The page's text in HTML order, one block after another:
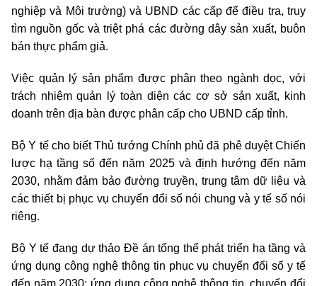
nghiệp và Môi trường) và UBND các cấp để điều tra, truy
tìm nguồn gốc và triệt phá các đường dây sản xuất, buôn
bán thực phẩm giả.
Việc quản lý sản phẩm được phân theo ngành dọc, với
trách nhiệm quản lý toàn diện các cơ sở sản xuất, kinh
doanh trên địa bàn được phân cấp cho UBND cấp tỉnh.
Bộ Y tế cho biết Thủ tướng Chính phủ đã phê duyệt Chiến
lược hạ tầng số đến năm 2025 và định hướng đến năm
2030, nhằm đảm bảo đường truyền, trung tâm dữ liệu và
các thiết bị phục vụ chuyển đổi số nói chung và y tế số nói
riêng.
Bộ Y tế đang dự thảo Đề án tổng thể phát triển hạ tầng và
ứng dụng công nghệ thông tin phục vụ chuyển đổi số y tế
đến năm 2030; ứng dụng công nghệ thông tin, chuyển đổi